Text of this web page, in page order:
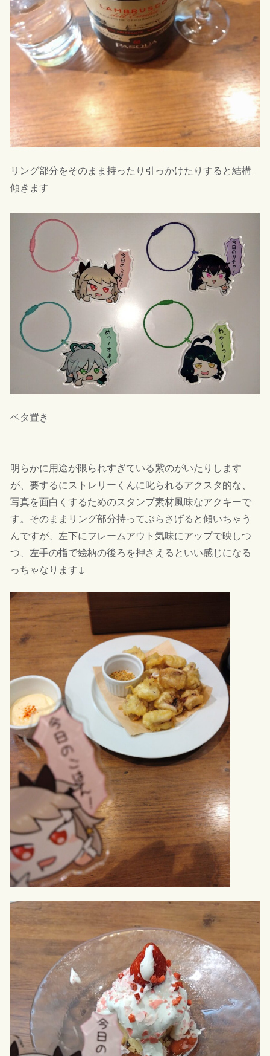
リング部分をそのまま持ったり引っかけたりすると結構
傾きます
ベタ置き
明らかに用途が限られすぎている紫のがいたりします
が、要するにストレリーくんに叱られるアクスタ的な、
写真を面白くするためのスタンプ素材風味なアクキーで
す。そのままリング部分持ってぶらさげると傾いちゃう
んですが、左下にフレームアウト気味にアップで映しつ
つ、左手の指で絵柄の後ろを押さえるといい感じになる
っちゃなります↓